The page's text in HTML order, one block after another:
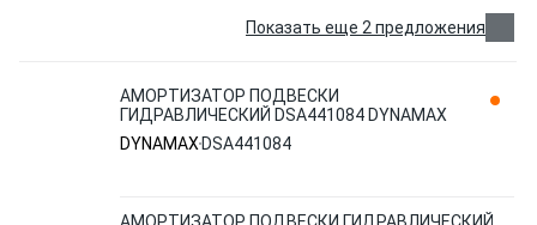
Показать еще 2 предложения
АМОРТИЗАТОР ПОДВЕСКИ
ГИДРАВЛИЧЕСКИЙ DSA441084 DYNAMAX
DYNAMAX DSA441084